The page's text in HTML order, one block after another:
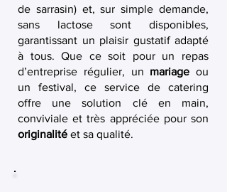
de sarrasin) et, sur simple demande,
sans lactose sont disponibles,
garantissant un plaisir gustatif adapté
à tous. Que ce soit pour un repas
d’entreprise régulier, un mariage ou
un festival, ce service de catering
offre une solution clé en main,
conviviale et très appréciée pour son
originalité et sa qualité.